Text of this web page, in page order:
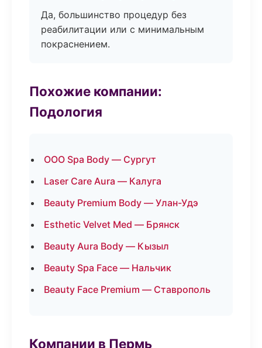
Да, большинство процедур без
реабилитации или с минимальным
покраснением.
Похожие компании:
Подология
ООО Spa Body — Сургут
Laser Care Aura — Калуга
Beauty Premium Body — Улан-Удэ
Esthetic Velvet Med — Брянск
Beauty Aura Body — Кызыл
Beauty Spa Face — Нальчик
Beauty Face Premium — Ставрополь
Компании в Пермь